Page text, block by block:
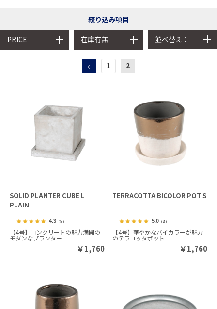
絞り込み項目
PRICE 在庫有無 並べ替え：
1 2
SOLID PLANTER CUBE L
PLAIN
4.3（8）
【4号】コンクリートの魅力満開の
モダンなプランター
￥1,760
TERRACOTTA BICOLOR POT S
5.0 （3）
【4号】華やかなバイカラーが魅力
のテラコッタポット
￥1,760